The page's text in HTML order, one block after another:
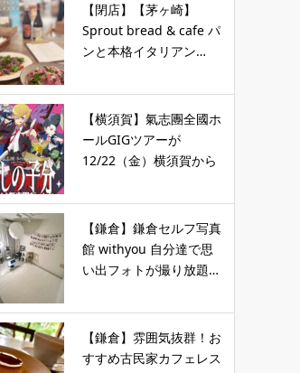
【閉店】【茅ヶ崎】
Sprout bread & cafe パ
ンと本格イタリアン…
【横須賀】氣志團全國ホ
ールGIGツアーが
12/22（金）横須賀から
【鎌倉】鎌倉セルフ写真
館 withyou 自分達で思
い出フォトが撮り放題…
【鎌倉】雰囲気抜群！お
すすめ古民家カフェレス